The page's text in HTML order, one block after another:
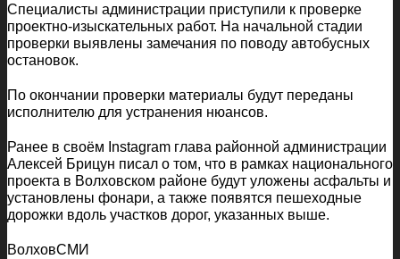
Специалисты администрации приступили к проверке
проектно-изыскательных работ. На начальной стадии
проверки выявлены замечания по поводу автобусных
остановок.
По окончании проверки материалы будут переданы
исполнителю для устранения нюансов.
Ранее в своём Instagram глава районной администрации
Алексей Брицун писал о том, что в рамках национального
проекта в Волховском районе будут уложены асфальты и
установлены фонари, а также появятся пешеходные
дорожки вдоль участков дорог, указанных выше.
ВолховСМИ